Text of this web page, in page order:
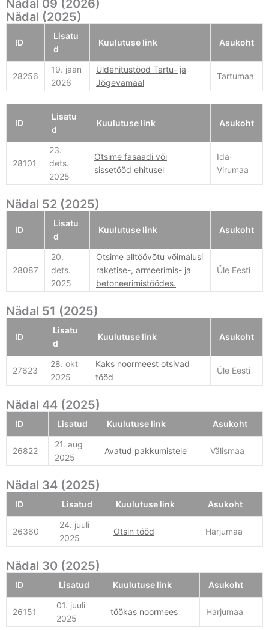
Nädal 09 (2026)
Nädal (2025)
ID
Lisatu
d
Kuulutuse link Asukoht
28256
19. jaan
2026
Üldehitustööd Tartu- ja
Jõgevamaal
Tartumaa
ID
Lisatu
d
Kuulutuse link Asukoht
28101
23.
dets.
2025
Otsime fasaadi või
sissetööd ehitusel
Ida-
Virumaa
Nädal 52 (2025)
ID
Lisatu
d
Kuulutuse link Asukoht
28087
20.
dets.
2025
Otsime alltöövõtu võimalusi
raketise-, armeerimis- ja
betoneerimistöödes.
Üle Eesti
Nädal 51 (2025)
ID
Lisatu
d
Kuulutuse link Asukoht
27623
28. okt
2025
Kaks noormeest otsivad
tööd
Üle Eesti
Nädal 44 (2025)
ID Lisatud Kuulutuse link Asukoht
26822
21. aug
2025
Avatud pakkumistele Välismaa
Nädal 34 (2025)
ID Lisatud Kuulutuse link Asukoht
26360
24. juuli
2025
Otsin tööd Harjumaa
Nädal 30 (2025)
ID Lisatud Kuulutuse link Asukoht
26151
01. juuli
2025
töökas noormees Harjumaa